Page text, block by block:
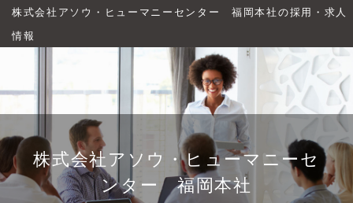
株式会社アソウ・ヒューマニーセンター 福岡本社の採用・求人
情報
株式会社アソウ・ヒューマニーセ
ンター 福岡本社